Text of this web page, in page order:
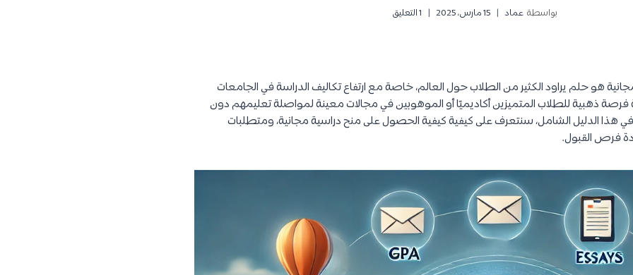
بواسطة عماد 15 مارس، 2025 1 التعليق
هو حلم يراود الكثير من الطلاب حول العالم، خاصة مع ارتفاع تكاليف الدراسة في الجامعات
فرصة ذهبية للطلاب المتميزين أكاديميًا أو الموهوبين في مجالات معينة لمواصلة تعليمهم دون
في هذا الدليل الشامل، سنتعرف على كيفية كيفية الحصول على منح دراسية مجانية، ومتطلبات
فرص القبول.